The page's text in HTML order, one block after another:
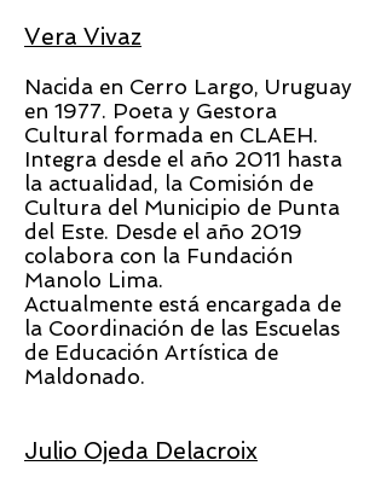
Vera Vivaz
Nacida en Cerro Largo, Uruguay
en 1977. Poeta y Gestora
Cultural formada en CLAEH.
Integra desde el año 2011 hasta
la actualidad, la Comisión de
Cultura del Municipio de Punta
del Este. Desde el año 2019
colabora con la Fundación
Manolo Lima.
Actualmente está encargada de
la Coordinación de las Escuelas
de Educación Artística de
Maldonado.
Julio Ojeda Delacroix